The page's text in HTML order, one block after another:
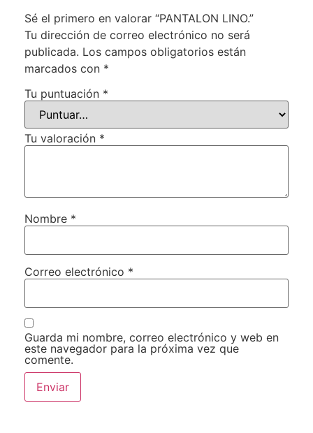
Sé el primero en valorar “PANTALON LINO.”
Tu dirección de correo electrónico no será
publicada. Los campos obligatorios están
marcados con *
Tu puntuación *
Tu valoración *
Nombre *
Correo electrónico *
Guarda mi nombre, correo electrónico y web en
este navegador para la próxima vez que
comente.